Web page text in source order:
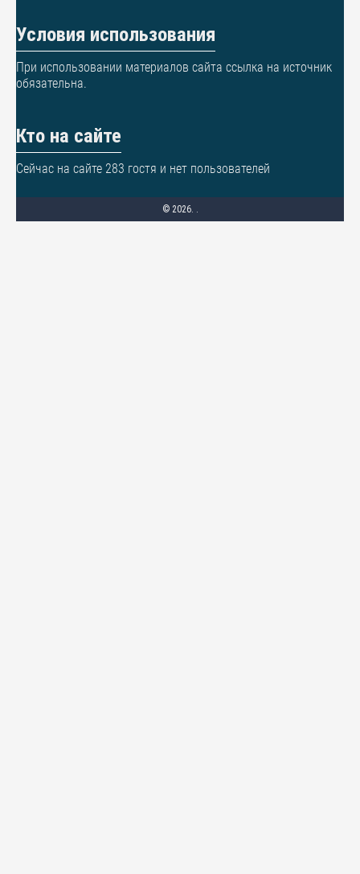
Условия использования
При использовании материалов сайта ссылка на источник
обязательна.
Кто на сайте
Сейчас на сайте 283 гостя и нет пользователей
© 2026. .